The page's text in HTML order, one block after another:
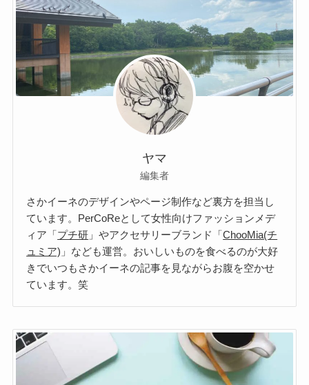
ヤマ
編集者
さかイーネのデザインやページ制作など裏方を担当し
ています。 PerCoReとして女性向けファッションメデ
ィア「プチ研 」やアクセサリーブランド「ChooMia(チ
ュミア) 」なども運営。おいしいものを食べるのが大好
きでいつもさかイーネの記事を見ながらお腹を空かせ
ています。笑